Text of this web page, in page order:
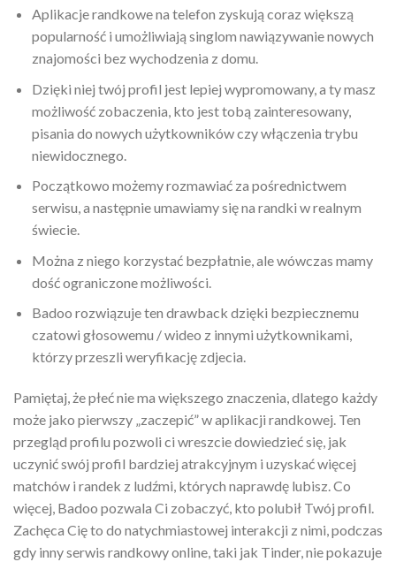
Aplikacje randkowe na telefon zyskują coraz większą
popularność i umożliwiają singlom nawiązywanie nowych
znajomości bez wychodzenia z domu.
Dzięki niej twój profil jest lepiej wypromowany, a ty masz
możliwość zobaczenia, kto jest tobą zainteresowany,
pisania do nowych użytkowników czy włączenia trybu
niewidocznego.
Początkowo możemy rozmawiać za pośrednictwem
serwisu, a następnie umawiamy się na randki w realnym
świecie.
Można z niego korzystać bezpłatnie, ale wówczas mamy
dość ograniczone możliwości.
Badoo rozwiązuje ten drawback dzięki bezpiecznemu
czatowi głosowemu / wideo z innymi użytkownikami,
którzy przeszli weryfikację zdjecia.
Pamiętaj, że płeć nie ma większego znaczenia, dlatego każdy
może jako pierwszy „zaczepić” w aplikacji randkowej. Ten
przegląd profilu pozwoli ci wreszcie dowiedzieć się, jak
uczynić swój profil bardziej atrakcyjnym i uzyskać więcej
matchów i randek z ludźmi, których naprawdę lubisz. Co
więcej, Badoo pozwala Ci zobaczyć, kto polubił Twój profil.
Zachęca Cię to do natychmiastowej interakcji z nimi, podczas
gdy inny serwis randkowy online, taki jak Tinder, nie pokazuje